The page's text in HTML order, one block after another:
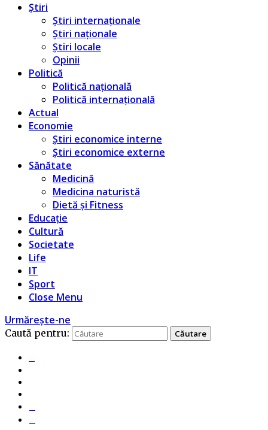
Știri
Știri internaționale
Știri naționale
Știri locale
Opinii
Politică
Politică națională
Politică internațională
Actual
Economie
Știri economice interne
Știri economice externe
Sănătate
Medicină
Medicina naturistă
Dietă și Fitness
Educație
Cultură
Societate
Life
IT
Sport
Close Menu
Urmărește-ne
Caută pentru: